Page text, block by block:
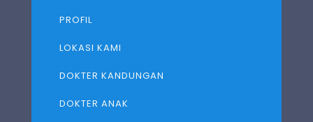
PROFIL
LOKASI KAMI
DOKTER KANDUNGAN
DOKTER ANAK